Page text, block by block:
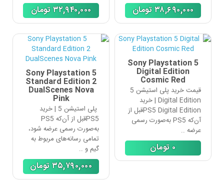
٣٨,۶٩٠,٠٠٠ تومان ٣٢,٩۴٠,٠٠٠ تومان
Sony Playstation 5
Digital Edition
Cosmic Red
قیمت خرید پلی استیشن 5
Digital Edition | خرید
PS5 Digital Editionقبل از
آن‌که PS5 به‌صورت رسمی
عرضه ..
تومان
Sony Playstation 5
Standard Edition 2
DualScenes Nova
Pink
پلی استیشن 5 | خرید
PS5قبل از آن‌که PS5
به‌صورت رسمی عرضه شود،
تمامی رسانه‌های مربوط به
گیم و ..
٣۵,٧٩٠,٠٠٠ تومان